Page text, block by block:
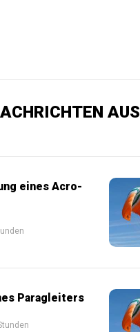
AUS
eines Acro-
Paragleiters